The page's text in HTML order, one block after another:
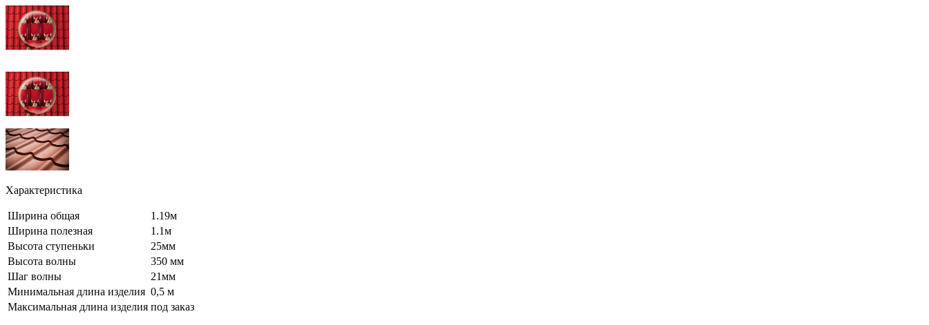
Характеристика
Ширина общая
1.19м
Ширина полезная
1.1м
Высота ступеньки
25мм
Высота волны
350 мм
Шаг волны
21мм
Минимальная длина изделия 0,5 м
Максимальная длина изделия под заказ